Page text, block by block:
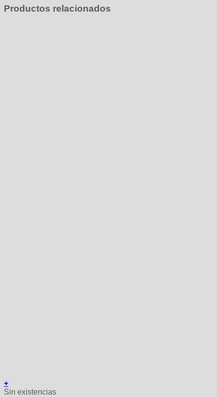
Productos relacionados
+
Sin existencias